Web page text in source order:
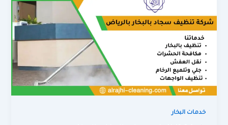
خدمات البخار